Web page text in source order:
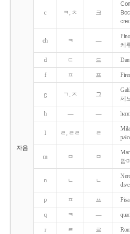
자음
c ㅋ, ㅊ 크
ch ㅋ ―
케
d ㄷ 드
f ㅍ 프
g ㄱ, ㅈ 그
제
h ― ―
l ㄹ, ㄹㄹ ㄹ
m ㅁ ㅁ
맘
n ㄴ ㄴ
p ㅍ 프
q ㅋ ―
r ㄹ 르